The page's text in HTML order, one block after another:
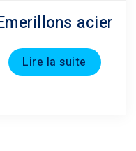
acier
Lire la suite